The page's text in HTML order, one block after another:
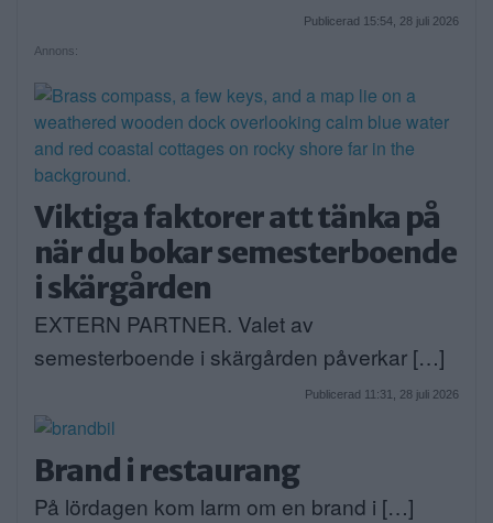
Publicerad 15:54, 28 juli 2026
Annons:
Viktiga faktorer att tänka på
när du bokar semesterboende
i skärgården
EXTERN PARTNER. Valet av
semesterboende i skärgården påverkar […]
Publicerad 11:31, 28 juli 2026
Brand i restaurang
På lördagen kom larm om en brand i […]